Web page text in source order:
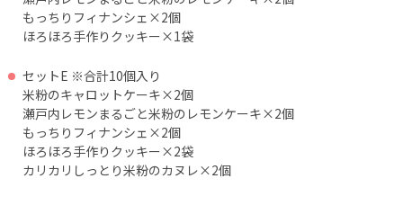
もっちりフィナンシェ×2個
ほろほろ手作りクッキー×1袋
セットE ※合計10個入り
米粉のキャロットケーキ×2個
瀬戸内レモンまるごと米粉のレモンケーキ×2個
もっちりフィナンシェ×2個
ほろほろ手作りクッキー×2袋
カリカリしっとり米粉のカヌレ×2個